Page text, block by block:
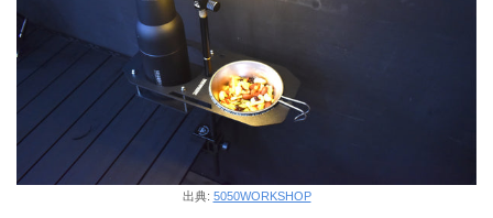
出典: 5050WORKSHOP